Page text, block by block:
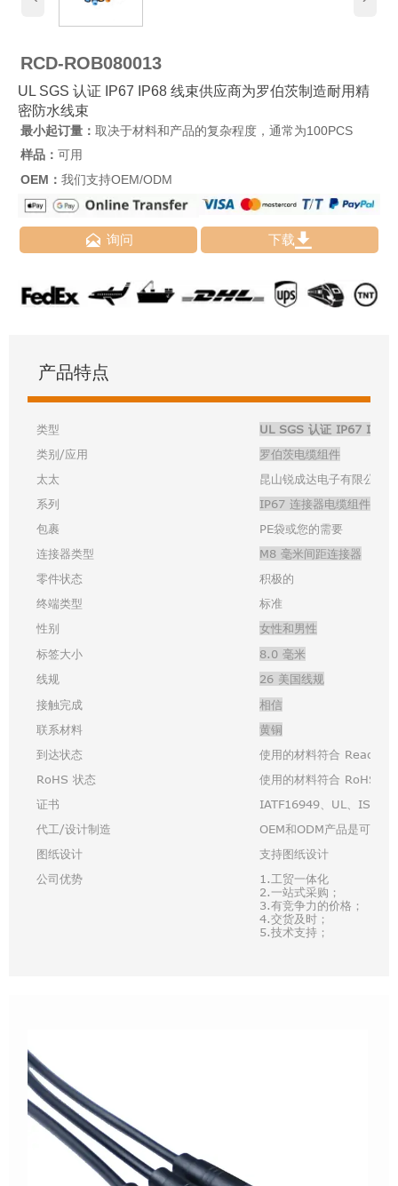
RCD-ROB080013
UL SGS 认证 IP67 IP68 线束供应商为罗伯茨制造耐用精
密防水线束
最小起订量： 取决于材料和产品的复杂程度，通常为100PCS
样品： 可用
OEM： 我们支持OEM/ODM
 询问 下载
产品特点
类型
UL SGS 认证 IP67 IP68
类别/应用
罗伯茨电缆组件
太太
昆山锐成达电子有限公司
系列
IP67 连接器电缆组件
包裹
PE袋或您的需要
连接器类型
M8 毫米间距连接器
零件状态
积极的
终端类型
标准
性别
女性和男性
标签大小
8.0 毫米
线规
26 美国线规
接触完成
相信
联系材料
黄铜
到达状态
使用的材料符合 Reach
RoHS 状态
使用的材料符合 RoHS 标
证书
IATF16949、UL、
代工/设计制造
OEM和ODM产品是可以接
图纸设计
支持图纸设计
公司优势
1.工贸一体化
2.一站式采购；
3.有竞争力的价格；
4.交货及时；
5.技术支持；